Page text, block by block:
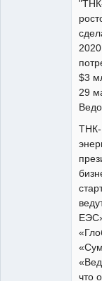
$3
29
ТНК-
что